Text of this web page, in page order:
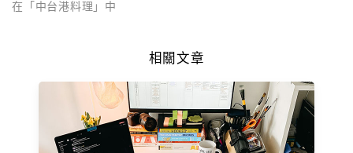
在「中台港料理」中
相關文章